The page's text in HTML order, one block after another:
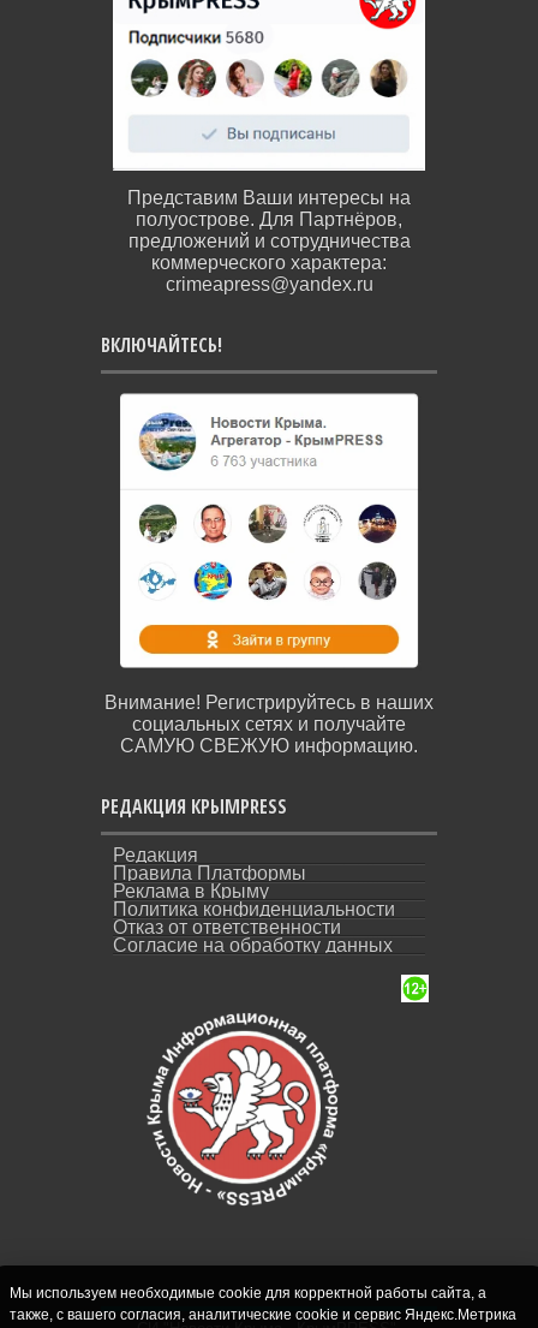
Представим Ваши интересы на
полуострове. Для Партнёров,
предложений и сотрудничества
коммерческого характера:
crimeapress@yandex.ru
ВКЛЮЧАЙТЕСЬ!
Внимание! Регистрируйтесь в наших
социальных сетях и получайте
САМУЮ СВЕЖУЮ информацию.
РЕДАКЦИЯ КРЫМPRESS
Редакция
Правила Платформы
Реклама в Крыму
Политика конфиденциальности
Отказ от ответственности
Согласие на обработку данных
Мы используем необходимые cookie для корректной работы сайта, а
также, с вашего согласия, аналитические cookie и сервис Яндекс.Метрика